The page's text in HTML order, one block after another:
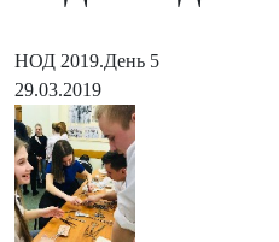
НОД 2019.День 5
29.03.2019